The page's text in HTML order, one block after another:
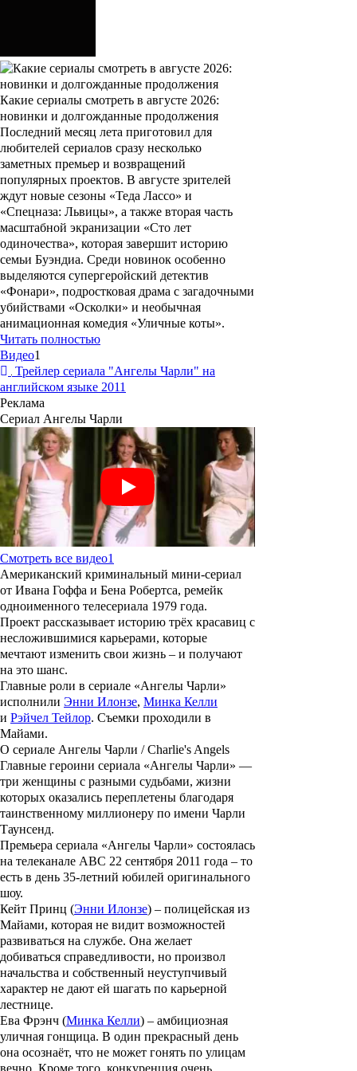
Какие сериалы смотреть в августе 2026:
новинки и долгожданные продолжения
Последний месяц лета приготовил для
любителей сериалов сразу несколько
заметных премьер и возвращений
популярных проектов. В августе зрителей
ждут новые сезоны «Теда Лассо» и
«Спецназа: Львицы», а также вторая часть
масштабной экранизации «Сто лет
одиночества», которая завершит историю
семьи Буэндиа. Среди новинок особенно
выделяются супергеройский детектив
«Фонари», подростковая драма с загадочными
убийствами «Осколки» и необычная
анимационная комедия «Уличные коты».
Читать полностью
Видео1
Трейлер сериала "Ангелы Чарли" на
английском языке 2011
Реклама
Сериал Ангелы Чарли
Смотреть все видео1
Американский криминальный мини-сериал
от Ивана Гоффа и Бена Робертса, ремейк
одноименного телесериала 1979 года.
Проект рассказывает историю трёх красавиц с
несложившимися карьерами, которые
мечтают изменить свои жизнь – и получают
на это шанс.
Главные роли в сериале «Ангелы Чарли»
исполнили Энни Илонзе, Минка Келли
и Рэйчел Тейлор. Съемки проходили в
Майами.
О сериале Ангелы Чарли / Charlie's Angels
Главные героини сериала «Ангелы Чарли» —
три женщины с разными судьбами, жизни
которых оказались переплетены благодаря
таинственному миллионеру по имени Чарли
Таунсенд.
Премьера сериала «Ангелы Чарли» состоялась
на телеканале АВС 22 сентября 2011 года – то
есть в день 35-летний юбилей оригинального
шоу.
Кейт Принц (Энни Илонзе) – полицейская из
Майами, которая не видит возможностей
развиваться на службе. Она желает
добиваться справедливости, но произвол
начальства и собственный неуступчивый
характер не дают ей шагать по карьерной
лестнице.
Ева Фрэнч (Минка Келли) – амбициозная
уличная гонщица. В один прекрасный день
она осознаёт, что не может гонять по улицам